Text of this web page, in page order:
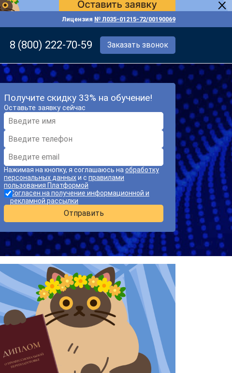
Лицензия № Л035-01215-72/00190069
8 (800) 222-70-59 Заказать звонок
Получите скидку 33% на обучение!
Оставьте заявку сейчас
Нажимая на кнопку, я соглашаюсь на обработку
персональных данныхи с правилами
пользования Платформой
Согласен на получение информационной и
рекламной рассылки
Отправить